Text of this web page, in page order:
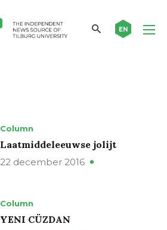
EN
Column
Laatmiddeleeuwse jolijt
22 december 2016
Column
YENI CÜZDAN